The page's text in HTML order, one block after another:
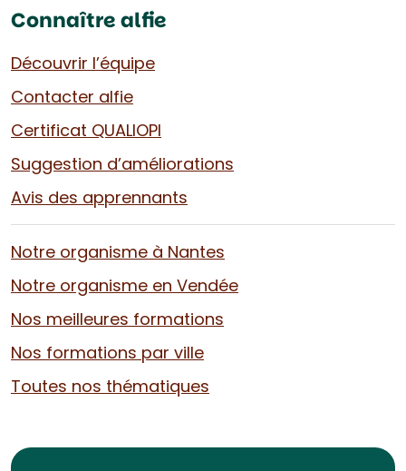
Connaître alfie
Découvrir l’équipe
Contacter alfie
Certificat QUALIOPI
Suggestion d’améliorations
Avis des apprennants
Notre organisme à Nantes
Notre organisme en Vendée
Nos meilleures formations
Nos formations par ville
Toutes nos thématiques